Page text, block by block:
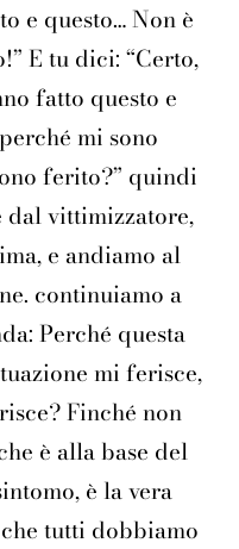
e questo… Non è
E tu dici: “Certo,
fatto questo e
mi sono
ferito?” quindi
dal vittimizzatore,
e andiamo al
continuiamo a
Perché questa
mi ferisce,
Finché non
è alla base del
è la vera
tutti dobbiamo